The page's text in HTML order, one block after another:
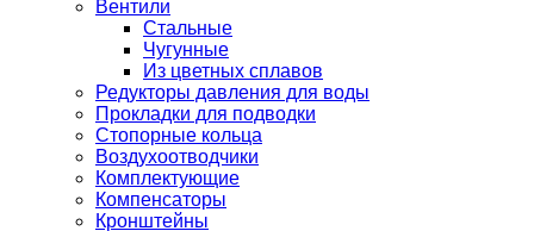
Вентили
Стальные
Чугунные
Из цветных сплавов
Редукторы давления для воды
Прокладки для подводки
Стопорные кольца
Воздухоотводчики
Комплектующие
Компенсаторы
Кронштейны